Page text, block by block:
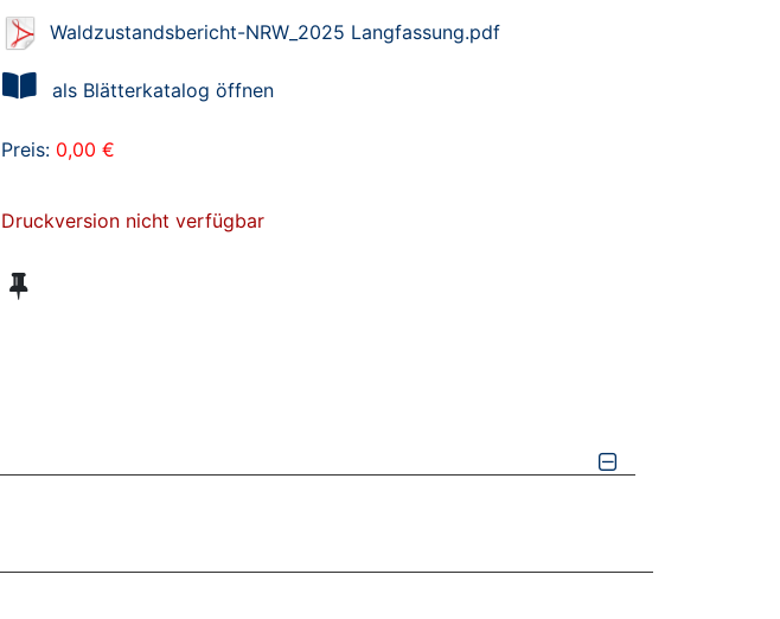
Waldzustandsbericht-NRW_2025 Langfassung.pdf
als Blätterkatalog öffnen
Preis: 0,00 €
Druckversion nicht verfügbar